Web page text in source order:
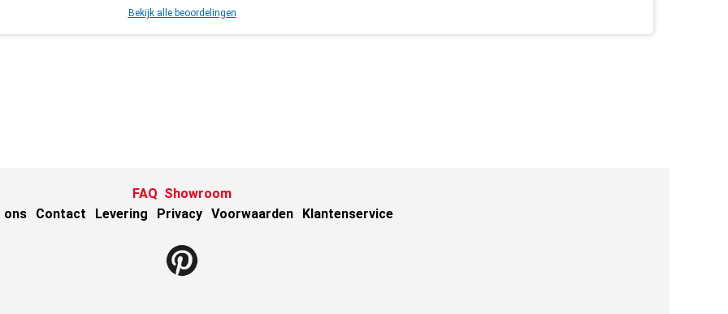
Bekijk alle beoordelingen
FAQ Showroom
ons
Contact Levering Privacy Voorwaarden Klantenservice